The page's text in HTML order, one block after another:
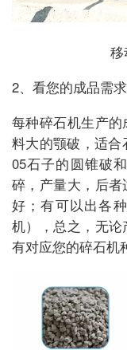
2、看您的成品需求
每种碎石机生产
料大的颚破，适合
05石子的圆锥破
碎，产量大，后
好；有可以出各
机），总之，无
有对应您的碎石机